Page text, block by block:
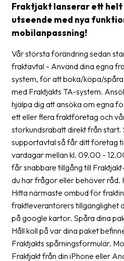
Customs
declarations
terms
Pickups
Manuals
Downloads
Barcode
scanner
Support
About
the
company
About
Fraktjakt
Fraktjakt lanserar ett
utseende med nya
mobilanpassning!
Vår största förändring sedan
fraktavtal - Använd dina egna
system, för att boka/köpa/
med Fraktjakts TA-system.
hjälpa dig att ansöka om egna
ett eller flera fraktföretag och
storkundsrabatt direkt från
supportavtal så får ditt företag
vardagar mellan kl. 09.00 -
får snabbare tillgång till
du har frågor eller behöver råd.
Hitta närmaste ombud för
fraktleverantörers tillgänglighet
på google kartor. Spåra dina
Håll koll på var dina paket
Fraktjakts spårningsformulär.
Fraktjakt från din iPhone eller